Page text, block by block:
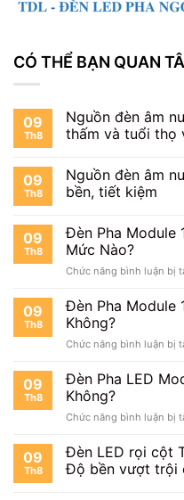
CÓ THỂ BẠN QUAN
09
Th8
Nguồn đèn âm
thấm và tuổi thọ
09
Th8
Nguồn đèn âm
bền, tiết kiệm
09
Th8
Đèn Pha Module
Mức Nào?
Chức năng bình luận bị
09
Th8
Đèn Pha Module
Không?
Chức năng bình luận bị
09
Th8
Đèn Pha LED
Không?
Chức năng bình luận bị
09
Th8
Đèn LED rọi cột
Độ bền vượt trội